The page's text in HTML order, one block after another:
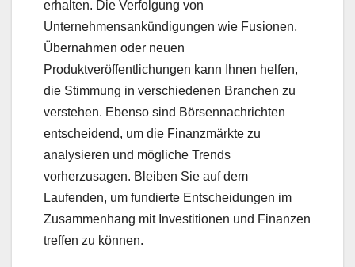
erhalten. Die Verfolgung von
Unternehmensankündigungen wie Fusionen,
Übernahmen oder neuen
Produktveröffentlichungen kann Ihnen helfen,
die Stimmung in verschiedenen Branchen zu
verstehen. Ebenso sind Börsennachrichten
entscheidend, um die Finanzmärkte zu
analysieren und mögliche Trends
vorherzusagen. Bleiben Sie auf dem
Laufenden, um fundierte Entscheidungen im
Zusammenhang mit Investitionen und Finanzen
treffen zu können.